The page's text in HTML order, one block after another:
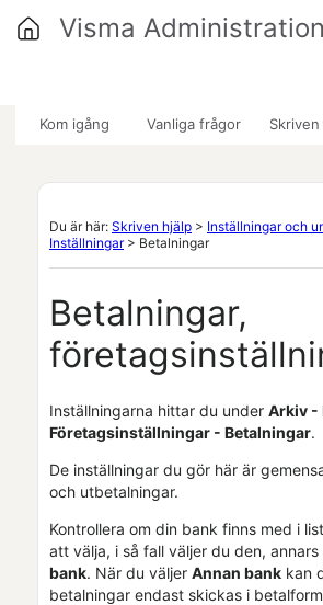
Kom igång Vanliga frågor
Visma
Du är här: Skriven hjälp > Inställningar och
Inställningar> Betalningar
Betalningar,
Inställningarna hittar du under Arkiv -
Företagsinställningar - Betalningar.
De inställningar du gör här är
och utbetalningar.
Kontrollera om din bank finns med i
att välja, i så fall väljer du den, annars
bank. När du väljer Annan bank kan
betalningar endast skickas i